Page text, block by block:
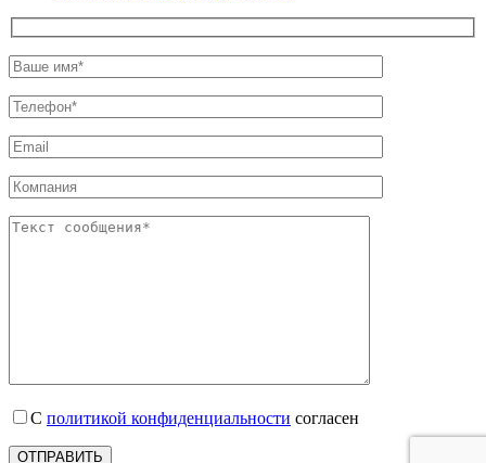
С политикой конфиденциальности согласен